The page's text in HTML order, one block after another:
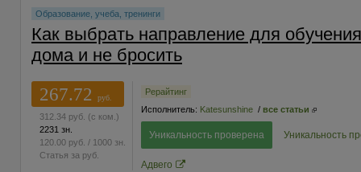
Образование, учеба, тренинги
Как выбрать направление для обучения
дома и не бросить
267.72
руб.
312.34 руб. (с ком.)
2231 зн.
120.00 руб. / 1000 зн.
Статья за руб.
Рерайтинг
Исполнитель: Katesunshine / все статьи
Уникальность проверена Уникальность
Адвего